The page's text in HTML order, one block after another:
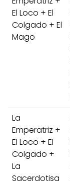
El Loco + El
Colgado + El
Mago
La
Emperatriz +
El Loco + El
Colgado +
La
Sacerdotisa